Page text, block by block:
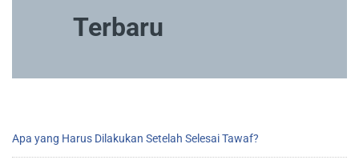
Terbaru
Apa yang Harus Dilakukan Setelah Selesai Tawaf?